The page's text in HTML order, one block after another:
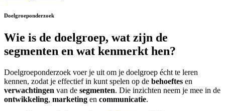
Doelgroeponderzoek
Wie is de doelgroep, wat zijn de
segmenten en wat kenmerkt hen?
Doelgroeponderzoek voer je uit om je doelgroep écht te leren
kennen, zodat je effectief in kunt spelen op de behoeftes en
verwachtingen van de segmenten. Die inzichten neem je mee in de
ontwikkeling, marketing en communicatie.